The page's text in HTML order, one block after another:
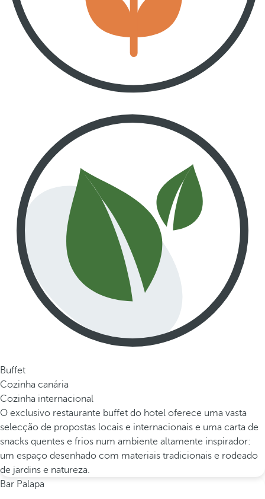
Buffet
Cozinha canária
Cozinha internacional
O exclusivo restaurante buffet do hotel oferece uma vasta
selecção de propostas locais e internacionais e uma carta de
snacks quentes e frios num ambiente altamente inspirador:
um espaço desenhado com materiais tradicionais e rodeado
de jardins e natureza.
Bar Palapa